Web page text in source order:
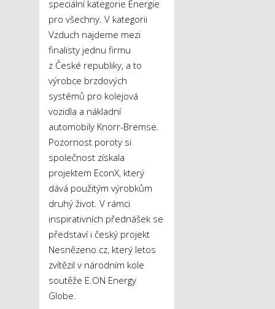
speciální kategorie Energie
pro všechny. V kategorii
Vzduch najdeme mezi
finalisty jednu firmu
z České republiky, a to
výrobce brzdových
systémů pro kolejová
vozidla a nákladní
automobily Knorr-Bremse.
Pozornost poroty si
společnost získala
projektem EconX, který
dává použitým výrobkům
druhý život. V rámci
inspirativních přednášek se
představí i český projekt
Nesnězeno.cz, který letos
zvítězil v národním kole
soutěže E.ON Energy
Globe.